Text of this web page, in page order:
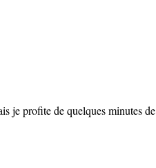
je profite de quelques minutes de